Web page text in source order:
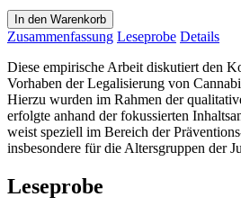
In den Warenkorb
Zusammenfassung Leseprobe Details
Diese empirische Arbeit diskutiert den
Vorhaben der Legalisierung von
Hierzu wurden im Rahmen der
erfolgte anhand der fokussierten
weist speziell im Bereich der
insbesondere für die Altersgruppen der
Leseprobe